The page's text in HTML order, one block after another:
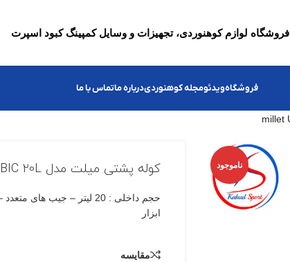
فروشگاه لوازم کوهنوردی، تجهیزات و وسایل کمپینگ کبود اسپرت
فروشگاهویدئومجله کوهنوردیدرباره ماتماس با ما
ناموجود کوله پشتی میلت مدل millet UBIC 20L
حجم داخلی : 20 لیتر – جیب
ابزار
مقایسه